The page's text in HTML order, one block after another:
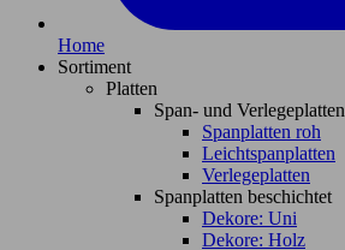
Home
Sortiment
Platten
Span- und Verlegeplatten
Spanplatten roh
Leichtspanplatten
Verlegeplatten
Spanplatten beschichtet
Dekore: Uni
Dekore: Holz